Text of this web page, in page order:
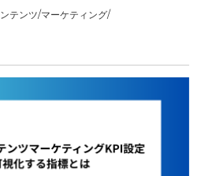
テンツ/マーケティング/